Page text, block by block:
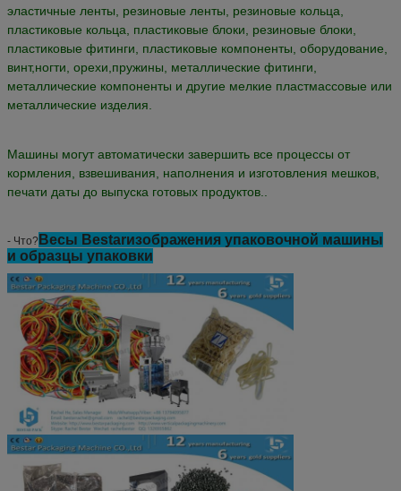
эластичные ленты, резиновые ленты, резиновые кольца,
пластиковые кольца, пластиковые блоки, резиновые блоки,
пластиковые фитинги, пластиковые компоненты, оборудование,
винт,ногти, орехи, пружины, металлические фитинги,
металлические компоненты и другие мелкие пластмассовые или
металлические изделия.
Машины могут автоматически завершить все процессы от
кормления, взвешивания, наполнения и изготовления мешков,
печати даты до выпуска готовых продуктов..
- Что? Весы Bestarизображения упаковочной машины
и образцы упаковки